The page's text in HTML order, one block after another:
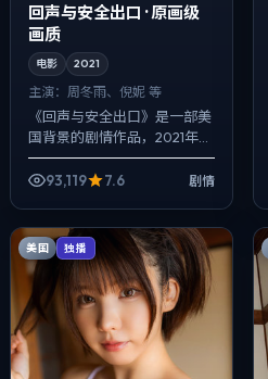
回声与安全出口 · 原画级
画质
电影 2021
主演： 周冬雨、倪妮 等
《回声与安全出口》是一部美
国背景的剧情作品，2021年公
映，由郭帆执导，周冬雨、倪
妮、周迅等主演。配乐克制，
93,119 7.6 剧情
美国 独播